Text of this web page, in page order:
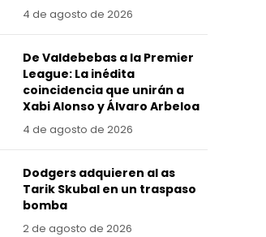
4 de agosto de 2026
De Valdebebas a la Premier
League: La inédita
coincidencia que unirán a
Xabi Alonso y Álvaro Arbeloa
4 de agosto de 2026
Dodgers adquieren al as
Tarik Skubal en un traspaso
bomba
2 de agosto de 2026